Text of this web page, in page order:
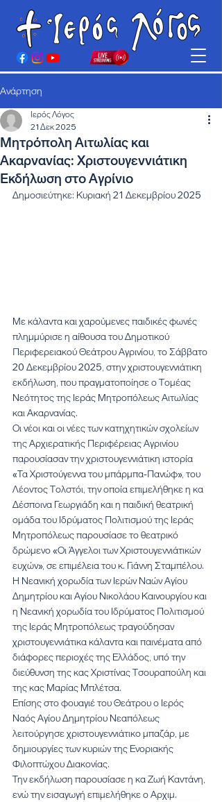
Ανάρτηση
Μητρόπολη Αιτωλίας και
Ακαρνανίας: Χριστουγεννιάτικη
Εκδήλωση στο Αγρίνιο
Ιερός Λόγος
21 Δεκ 2025
Δημοσιεύτηκε: Κυριακή 21 Δεκεμβρίου 2025
Με κάλαντα και χαρούμενες παιδικές φωνές
πλημμύρισε η αίθουσα του Δημοτικού
Περιφερειακού Θεάτρου Αγρινίου, το Σάββατο
20 Δεκεμβρίου 2025, στην χριστουγεννιάτικη
εκδήλωση, που πραγματοποίησε ο Τομέας
Νεότητος της Ιεράς Μητροπόλεως Αιτωλίας
και Ακαρνανίας.
Οι νέοι και οι νέες των κατηχητικών σχολείων
της Αρχιερατικής Περιφέρειας Αγρινίου
παρουσίασαν την χριστουγεννιάτικη ιστορία
«Τα Χριστούγεννα του μπάρμπα-Πανώφ», του
Λέοντος Τολστόι, την οποία επιμελήθηκε η κα
Δέσποινα Γεωργιάδη και η παιδική θεατρική
ομάδα του Ιδρύματος Πολιτισμού της Ιεράς
Μητροπόλεως παρουσίασε το θεατρικό
δρώμενο «Οι Άγγελοι των Χριστουγεννιάτικών
ευχών», σε επιμέλεια του κ. Γιάννη Σταμπέλου.
Η Νεανική χορωδία των Ιερών Ναών Αγίου
Δημητρίου και Αγίου Νικολάου Καινουργίου και
η Νεανική χορωδία του Ιδρύματος Πολιτισμού
της Ιεράς Μητροπόλεως τραγούδησαν
χριστουγεννιάτικα κάλαντα και παινέματα από
διάφορες περιοχές της Ελλάδος, υπό την
διεύθυνση της κας Χριστίνας Τσουραπούλη και
της κας Μαρίας Μπλέτσα.
Επίσης στο φουαγιέ του Θεάτρου ο Ιερός
Ναός Αγίου Δημητρίου Νεαπόλεως
λειτούργησε χριστουγεννιάτικο μπαζάρ, με
δημιουργίες των κυριών της Ενοριακής
Φιλοπτώχου Διακονίας.
Την εκδήλωση παρουσίασε η κα Ζωή Καντάνη,
ενώ την εισαγωγή επιμελήθηκε ο Αρχιμ.